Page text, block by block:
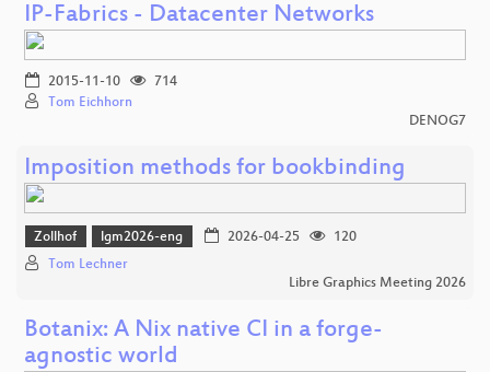
IP-Fabrics - Datacenter Networks
2015-11-10
714
Tom Eichhorn
DENOG7
Imposition methods for bookbinding
Zollhof lgm2026-eng 2026-04-25
120
Tom Lechner
Libre Graphics Meeting 2026
Botanix: A Nix native CI in a forge-
agnostic world